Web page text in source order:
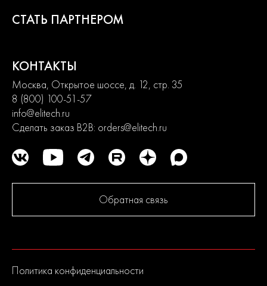
СТАТЬ ПАРТНЕРОМ
КОНТАКТЫ
Москва, Открытое шоссе, д. 12, стр. 35
8 (800) 100-51-57
info@elitech.ru
Сделать заказ B2B: orders@elitech.ru
Обратная связь
Политика конфиденциальности